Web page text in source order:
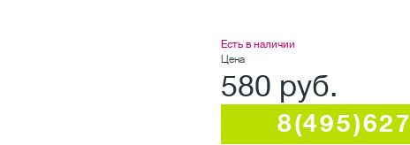
Есть в наличии
Цена
580 руб.